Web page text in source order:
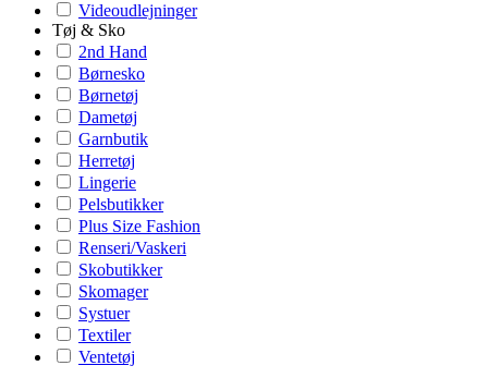
Videoudlejninger
Tøj & Sko
2nd Hand
Børnesko
Børnetøj
Dametøj
Garnbutik
Herretøj
Lingerie
Pelsbutikker
Plus Size Fashion
Renseri/Vaskeri
Skobutikker
Skomager
Systuer
Textiler
Ventetøj